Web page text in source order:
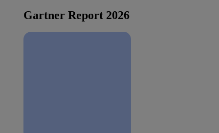
Gartner Report 2026